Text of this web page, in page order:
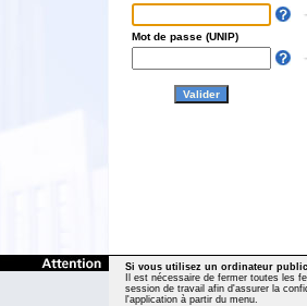
Mot de passe (UNIP)
Si vous utilisez un ordinateur public
Il est nécessaire de fermer toutes les
session de travail afin d'assurer la
l'application à partir du menu.